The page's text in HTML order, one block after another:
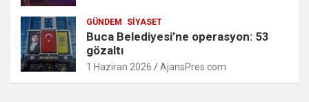
GÜNDEM SIYASET
Buca Belediyesi’ne operasyon: 53
gözaltı
1 Haziran 2026 AjansPres.com